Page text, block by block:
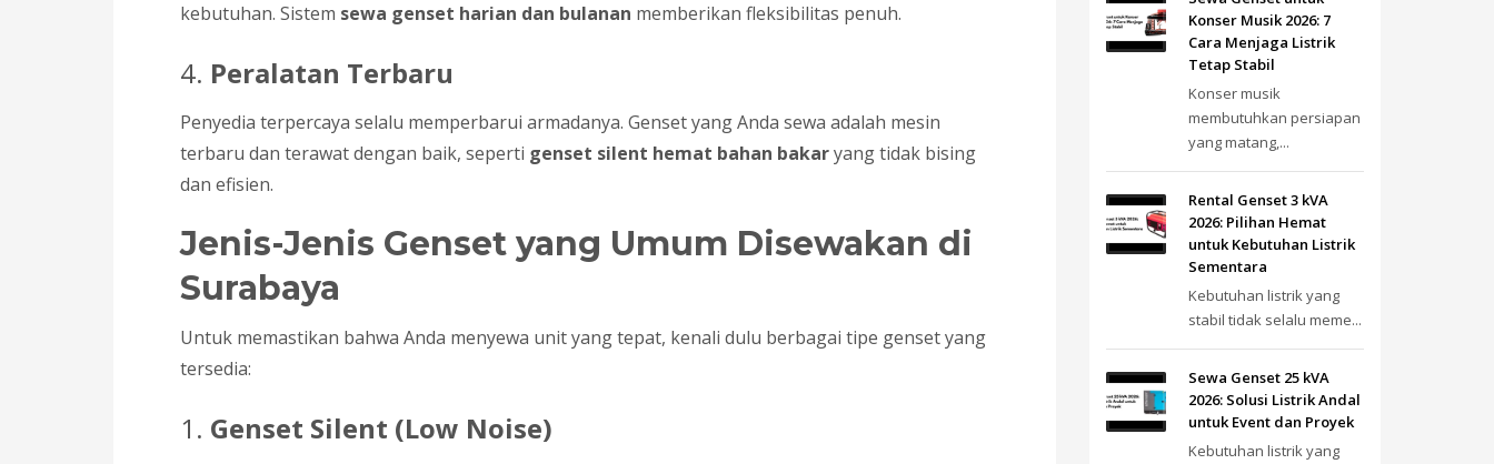
kebutuhan. Sistem sewa genset harian dan bulanan memberikan fleksibilitas penuh.
4. Peralatan Terbaru
Penyedia terpercaya selalu memperbarui armadanya. Genset yang Anda sewa adalah mesin
terbaru dan terawat dengan baik, seperti genset silent hemat bahan bakaryang tidak bising
dan efisien.
Jenis-Jenis Genset yang Umum Disewakan di
Surabaya
Untuk memastikan bahwa Anda menyewa unit yang tepat, kenali dulu berbagai tipe genset yang
tersedia:
1. Genset Silent (Low Noise)
Konser Musik 2026: 7
Cara Menjaga Listrik
Tetap Stabil
Konser musik
membutuhkan persiapan
yang matang,...
Rental Genset 3 kVA
2026: Pilihan Hemat
untuk Kebutuhan Listrik
Sementara
Kebutuhan listrik yang
stabil tidak selalu meme...
Sewa Genset 25 kVA
2026: Solusi Listrik Andal
untuk Event dan Proyek
Kebutuhan listrik yang